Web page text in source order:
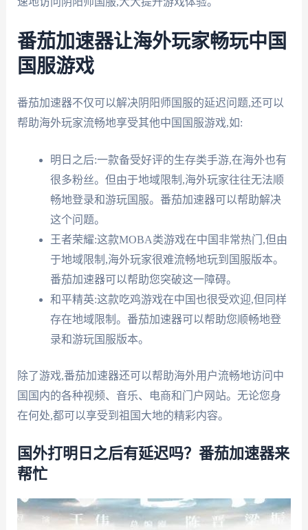
番茄加速器让海外玩家畅玩中国
国服游戏
番茄加速器不仅可以解决阴阳师国服的延迟问题,还可以
帮助海外玩家流畅地享受其他中国国服游戏,如:
明日之后:一款备受好评的生存类手游,在海外也有
很多粉丝。但由于地域限制,海外玩家往往无法顺
畅地登录和游玩国服。番茄加速器可以帮助解决
这个问题。
王者荣耀:这款MOBA类游戏在中国非常热门,但由
于地域限制,海外玩家很难流畅地玩到国服版本。
番茄加速器可以帮助您突破这一障碍。
和平精英:这款吃鸡游戏在中国也很受欢迎,但同样
存在地域限制。番茄加速器可以帮助您顺畅地登
录和游玩国服版本。
除了游戏,番茄加速器还可以帮助海外用户流畅地访问中
国国内的各种视频、音乐、电商和门户网站。无论您身
在何处,都可以享受到祖国大地的精彩内容。
国外打明日之后有延迟吗？番茄加速器来
帮忙